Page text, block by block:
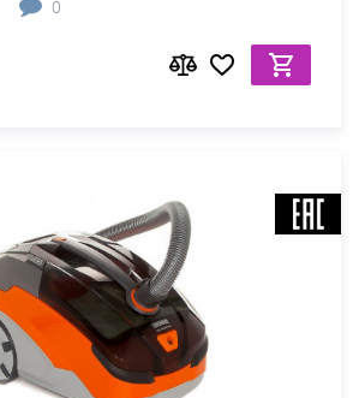
0